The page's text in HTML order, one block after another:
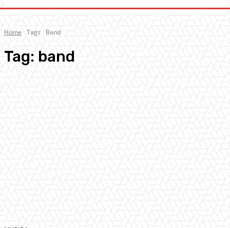
Home Tags Band
Tag: band